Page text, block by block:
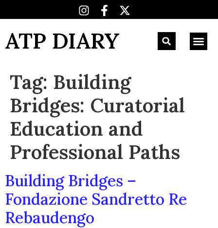
ATP DIARY
Tag: Building
Bridges: Curatorial
Education and
Professional Paths
Building Bridges –
Fondazione Sandretto Re
Rebaudengo